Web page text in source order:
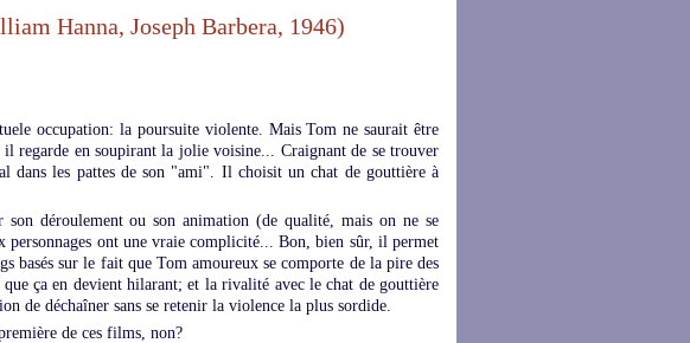
Hanna, Joseph Barbera, 1946)
occupation: la poursuite violente. Mais Tom ne saurait être
il regarde en soupirant la jolie voisine... Craignant de se trouver
dans les pattes de son "ami". Il choisit un chat de gouttière à
déroulement ou son animation (de qualité, mais on ne se
ont une vraie complicité... Bon, bien sûr, il permet
basés sur le fait que Tom amoureux se comporte de la pire des
ça en devient hilarant; et la rivalité avec le chat de gouttière
de déchaîner sans se retenir la violence la plus sordide.
de ces films, non?